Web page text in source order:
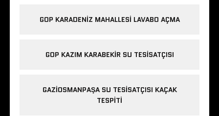
GOP KARADENIZ MAHALLESI LAVABO AÇMA
GOP KAZIM KARABEKIR SU TESISATÇISI
GAZIOSMANPAŞA SU TESISATÇISI KAÇAK
TESPITI